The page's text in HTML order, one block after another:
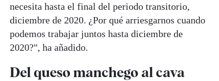
necesita hasta el final del periodo transitorio,
diciembre de 2020. ¿Por qué arriesgarnos cuando
podemos trabajar juntos hasta diciembre de
2020?", ha añadido.
Del queso manchego al cava